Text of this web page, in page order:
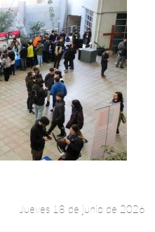
Jueves 18 de junio de 2026